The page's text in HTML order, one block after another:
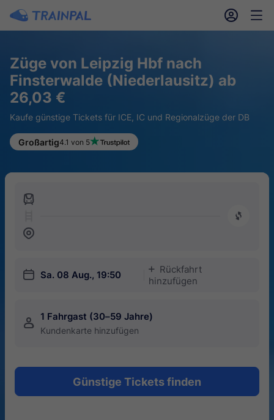
󱎓 󱒨
Züge von Leipzig Hbf nach
Finsterwalde (Niederlausitz) ab
26,03 €
Kaufe günstige Tickets für ICE, IC und Regionalzüge der DB
Großartig4.1 von 5
󱍉
󰿠
󱒣
󱎗 Sa. 08 Aug., 19:50
󱅇
Rückfahrt
hinzufügen
󱍂 1 Fahrgast (30–59 Jahre)
Kundenkarte hinzufügen
Günstige Tickets finden